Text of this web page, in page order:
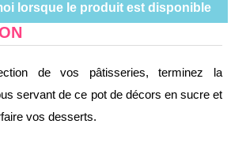
lorsque le produit est disponible
de vos pâtisseries, terminez la
servant de ce pot de décors en sucre et
vos desserts.